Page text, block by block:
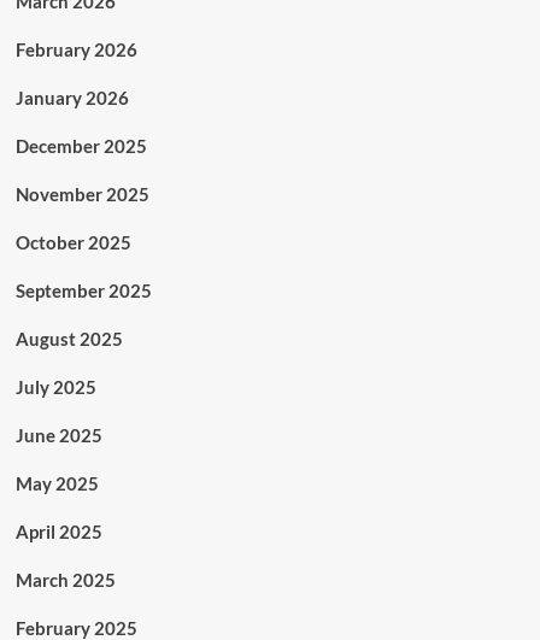
February 2026
January 2026
December 2025
November 2025
October 2025
September 2025
August 2025
July 2025
June 2025
May 2025
April 2025
March 2025
February 2025